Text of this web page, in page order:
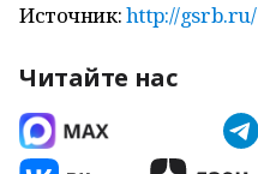
Источник:http://gsrb.ru/
Читайте нас